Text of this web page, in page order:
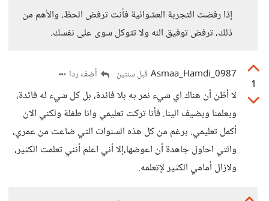
إذا رفضت التجربة العشوائية فأنت ترفض الحظ، والأهم من
ذلك، ترفض توفيق الله ولا تتوكل سوى على نفسك.
1
Asmaa_Hamdi_0987 قبل سنتين أضف ردا
لا أظن أن هناك اي شيء نمر به بلا فائدة، بل كل شيء له فائدة،
ويعلمنا ويضيف الينا. فأنا تركت تعليمي وانا طفلة ولكني الان
أكمل تعليمي. برغم من كل هذه السنوات التي ضاعت من عمري،
والتي احاول جاهدة أن اعوضها،إلا أني اعلم أنني تعلمت الكثير،
ولازال أمامي الكثير لإتعلمه.